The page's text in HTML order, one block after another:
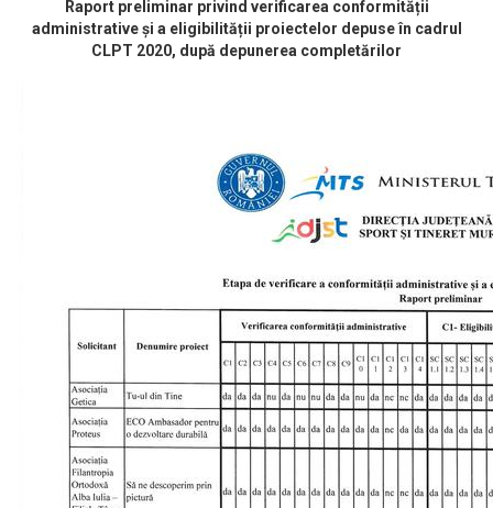
Raport preliminar privind verificarea conformității
administrative și a eligibilității proiectelor depuse în cadrul
CLPT 2020, după depunerea completărilor